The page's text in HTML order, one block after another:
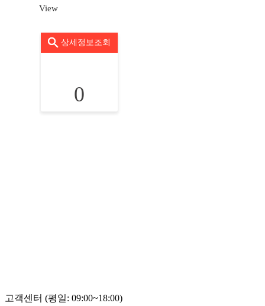
View
상세정보조회
0
고객센터 (평일: 09:00~18:00)